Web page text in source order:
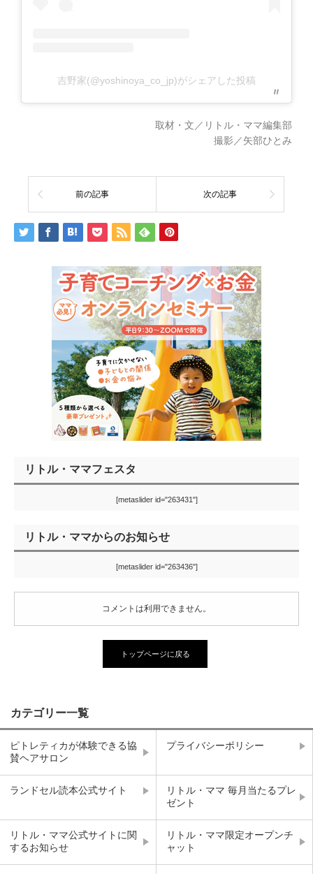
吉野家(@yoshinoya_co_jp)がシェアした投稿
取材・文／リトル・ママ編集部
撮影／矢部ひとみ
前の記事 次の記事
リトル・ママフェスタ
[metaslider id="263431"]
リトル・ママからのお知らせ
[metaslider id="263436"]
コメントは利用できません。
トップページに戻る
カテゴリー一覧
ピトレティカが体験できる協
賛ヘアサロン
プライバシーポリシー
ランドセル読本公式サイト
リトル・ママ 毎月当たるプレ
ゼント
リトル・ママ公式サイトに関
するお知らせ
リトル・ママ限定オープンチ
ャット